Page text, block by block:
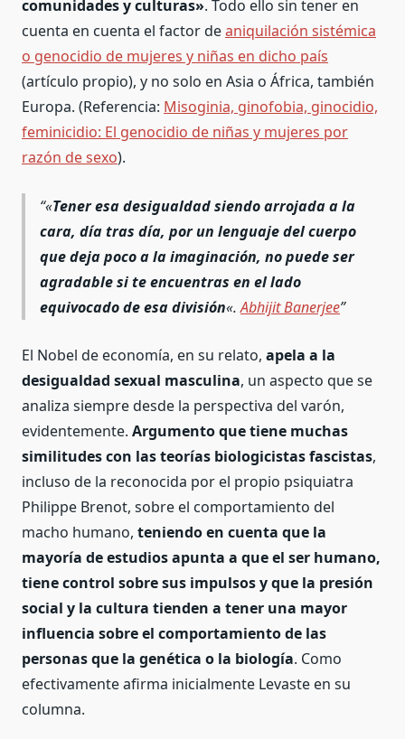
comunidades y culturas». Todo ello sin tener en
cuenta en cuenta el factor deaniquilación sistémica
o genocidio de mujeres y niñas en dicho país
(artículo propio), y no solo en Asia o África, también
Europa. (Referencia: Misoginia, ginofobia, ginocidio,
feminicidio: El genocidio de niñas y mujeres por
razón de sexo).
«Tener esa desigualdad siendo arrojada a la
cara, día tras día, por un lenguaje del cuerpo
que deja poco a la imaginación, no puede ser
agradable si te encuentras en el lado
equivocado de esa división«.Abhijit Banerjee
El Nobel de economía, en su relato, apela a la
desigualdad sexual masculina, un aspecto que se
analiza siempre desde la perspectiva del varón,
evidentemente. Argumento que tiene muchas
similitudes con las teorías biologicistas fascistas,
incluso de la reconocida por el propio psiquiatra
Philippe Brenot, sobre el comportamiento del
macho humano, teniendo en cuenta que la
mayoría de estudios apunta a que el ser humano,
tiene control sobre sus impulsos y que la presión
social y la cultura tienden a tener una mayor
influencia sobre el comportamiento de las
personas que la genética o la biología. Como
efectivamente afirma inicialmente Levaste en su
columna.